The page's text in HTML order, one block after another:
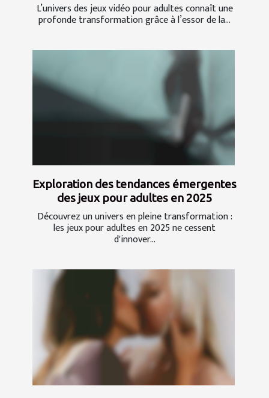
L’univers des jeux vidéo pour adultes connaît une
profonde transformation grâce à l’essor de la...
Exploration des tendances émergentes
des jeux pour adultes en 2025
Découvrez un univers en pleine transformation :
les jeux pour adultes en 2025 ne cessent
d'innover...